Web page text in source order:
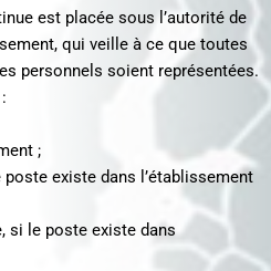
est placée sous l’autorité de
qui veille à ce que toutes
personnels soient représentées.
;
existe dans l’établissement
si le poste existe dans